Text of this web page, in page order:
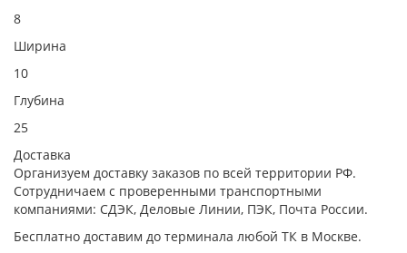
8
Ширина
10
Глубина
25
Доставка
Организуем доставку заказов по всей территории РФ.
Сотрудничаем с проверенными транспортными
компаниями: СДЭК, Деловые Линии, ПЭК, Почта России.
Бесплатно доставим до терминала любой ТК в Москве.